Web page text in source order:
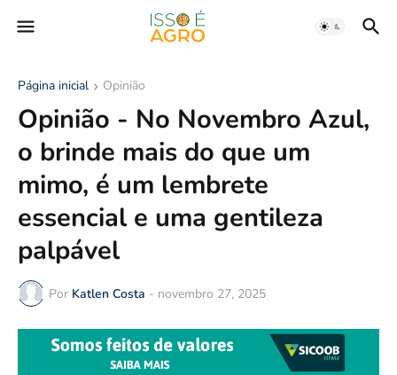
Página inicial Opinião
Opinião - No Novembro Azul,
o brinde mais do que um
mimo, é um lembrete
essencial e uma gentileza
palpável
Por Katlen Costa - novembro 27, 2025